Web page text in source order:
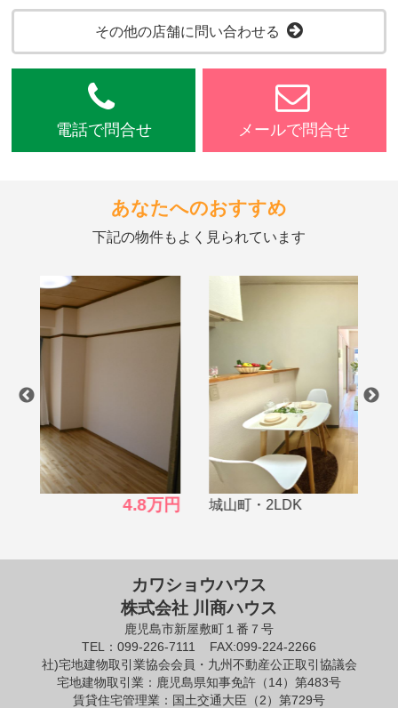
その他の店舗に問い合わせる
電話で問合せ メールで問合せ
あなたへのおすすめ
下記の物件もよく見られています
城山町・2LDK 5.0万円
カワショウハウス
株式会社 川商ハウス
鹿児島市新屋敷町１番７号
TEL：099-226-7111
FAX:099-224-2266
社)宅地建物取引業協会会員・九州不動産公正取引協議会
宅地建物取引業：鹿児島県知事免許（14）第483号
賃貸住宅管理業：国土交通大臣（2）第729号